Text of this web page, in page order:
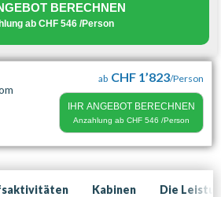
BERECHNEN
ab CHF 546 /Person
ab CHF 1’823/Person
IHR ANGEBOT BERECHNEN
Anzahlung ab CHF 546 /Person
Kabinen Die